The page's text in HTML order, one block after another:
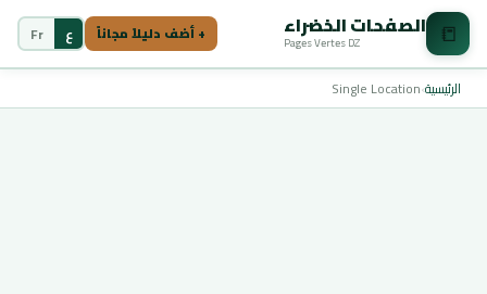
📒 الصفحات الخضراء
Pages Vertes DZ + أضف دليلاً مجاناً ع Fr
الرئيسية›
Single Location